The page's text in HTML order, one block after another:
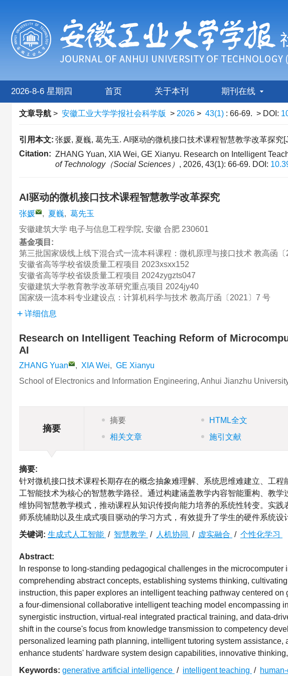
2026-8-6 星期四 首页 关于本刊 期刊在线
文章导航 > 安徽工业大学学报社会科学版 > 2026 > 43(1) : 66-69. > DOI:
引用本文: 张媛, 夏巍, 葛先玉. AI驱动的微机接口技术课程智慧教学改革探
Citation: ZHANG Yuan, XIA Wei, GE Xianyu. Research on Intelligent
of Technology（Social Sciences） , 2026, 43(1): 66-69. DOI:
AI驱动的微机接口技术课程智慧教学改革探究
张媛 , 夏巍, 葛先玉
安徽建筑大学 电子与信息工程学院, 安徽 合肥 230601
基金项目:
第三批国家级线上线下混合式一流本科课程：微机原理与接口技术 教高函
安徽省高等学校省级质量工程项目 2023xsxx152
安徽省高等学校省级质量工程项目 2024zygzts047
安徽建筑大学教育教学改革研究重点项目 2024jy40
国家级一流本科专业建设点：计算机科学与技术 教高厅函〔2021〕7 号
详细信息
Research on Intelligent Teaching Reform of
AI
ZHANG Yuan , XIA Wei, GE Xianyu
School of Electronics and Information Engineering, Anhui Jianzhu
摘要
摘要 HTML全文
相关文章
施引文献
摘要:
针对微机接口技术课程长期存在的概念抽象难理解、系统思维难建立、工
工智能技术为核心的智慧教学路径。通过构建涵盖教学内容智能重构、教
维协同智慧教学模式，推动课程从知识传授向能力培养的系统性转变。实
师系统辅助以及生成式项目驱动的学习方式，有效提升了学生的硬件系统设
关键词: 生成式人工智能 / 智慧教学 / 人机协同 / 虚实融合 / 个性化学习
Abstract:
In response to long-standing pedagogical challenges in the
comprehending abstract concepts, establishing systems thinking,
instruction, this paper explores an intelligent teaching pathway centered
a four-dimensional collaborative intelligent teaching model encompassing
synergistic instruction, virtual-real integrated practical training, and data-
shift in the course's focus from knowledge transmission to competency
personalized learning path planning, intelligent tutoring system
enhance students' hardware system design capabilities, innovative
Keywords: generative artificial intelligence / intelligent teaching /